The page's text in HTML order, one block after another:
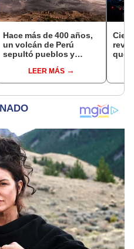
Hace más de 400 años,
un volcán de Perú
sepultó pueblos y
veranos más fríos de la
historia: sigue bajo
LEER MÁS
que